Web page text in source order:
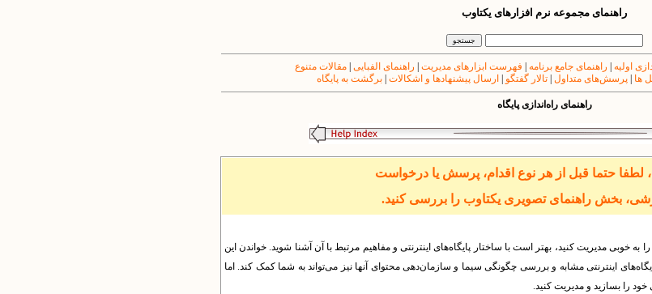
راهنمای مجموعه نرم افزارهای یکتاوب
اولیه راهنمای جامع برنامه فهرست ابزارهای مدیریت راهنمای الفبایی |مقالات متنوع
ها پرسش‌های متداول تالار گفتگو ارسال پیشنهادها و اشکالات برگشت به پایگاه
راهنمای راه‌اندازی پایگاه
لطفا حتما قبل از هر نوع اقدام، پرسش یا درخواست
بخش راهنمای تصویری یکتاوب را بررسی کنید.
را به خوبی مدیریت کنید، بهتر است با ساختار پایگاه‌های‌ اینترنتی و مفاهیم مرتبط با آن آشنا شوید. خواندن این
اینترنتی مشابه و بررسی چگونگی سیما و سازمان‌دهی محتوای آنها‌ نیز می‌تواند به شما کمک کند. اما
خود را بسازید و مدیریت کنید.